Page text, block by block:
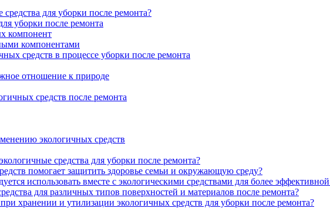
для уборки после ремонта?
уборки после ремонта
компонент
компонентами
средств в процессе уборки после ремонта
отношение к природе
средств после ремонта
экологичных средств
средства для уборки после ремонта?
помогает защитить здоровье семьи и окружающую среду?
использовать вместе с экологическими средствами для более
для различных типов поверхностей и материалов после ремонта?
хранении и утилизации экологичных средств для уборки после ремонта?